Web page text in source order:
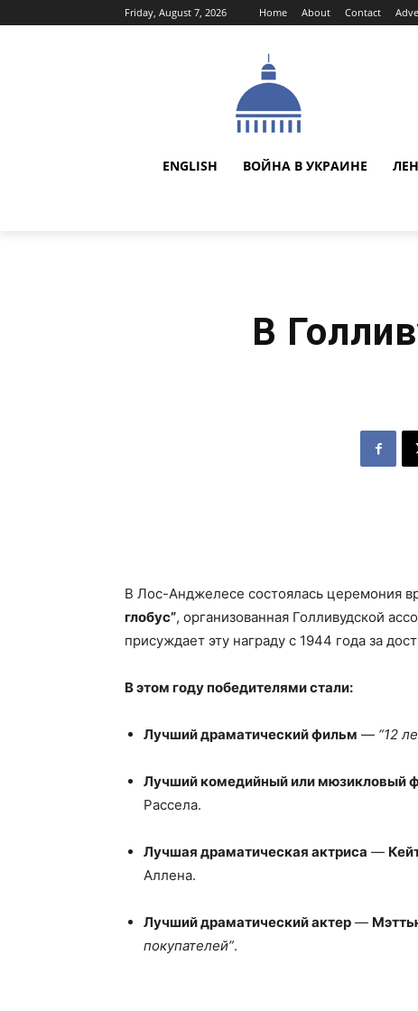
Friday, August 7, 2026 Home About Contact
ENGLISH ВОЙНА В УКРАИНЕ
В
В Лос-Анджелесе состоялась церемония
глобус”, организованная Голливудской
присуждает эту награду с 1944 года за
В этом году победителями стали:
Лучший драматический фильм — “12
Лучший комедийный или мюзикловый
Рассела.
Лучшая драматическая актриса —
Аллена.
Лучший драматический актер —
покупателей”.